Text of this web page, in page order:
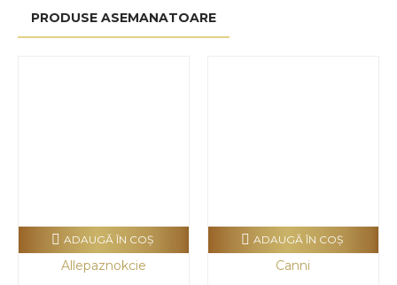
PRODUSE ASEMANATOARE
Allepaznokcie
ADAUGĂ ÎN COŞ
Canni
ADAUGĂ ÎN COŞ